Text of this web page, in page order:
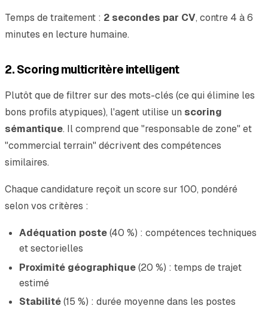
Temps de traitement : 2 secondes par CV, contre 4 à 6
minutes en lecture humaine.
2. Scoring multicritère intelligent
Plutôt que de filtrer sur des mots-clés (ce qui élimine les
bons profils atypiques), l'agent utilise un scoring
sémantique. Il comprend que "responsable de zone" et
"commercial terrain" décrivent des compétences
similaires.
Chaque candidature reçoit un score sur 100, pondéré
selon vos critères :
Adéquation poste(40 %) : compétences techniques
et sectorielles
Proximité géographique(20 %) : temps de trajet
estimé
Stabilité(15 %) : durée moyenne dans les postes